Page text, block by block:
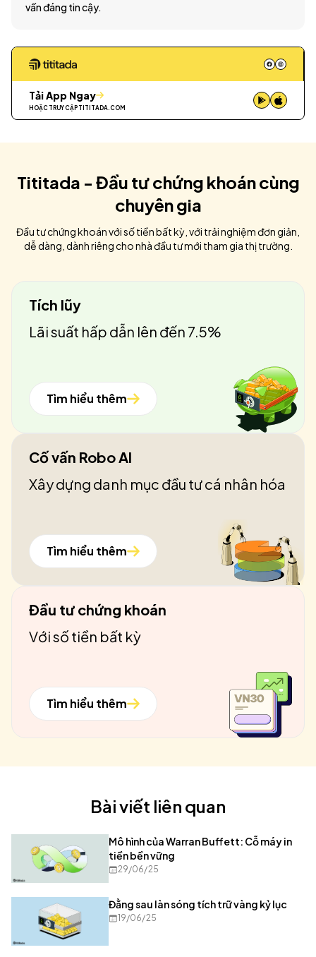
vấn đáng tin cậy.
Tải App Ngay
HOẶC TRUY CẬP TITITADA.COM
Tititada - Đầu tư chứng khoán cùng
chuyên gia
Đầu tư chứng khoán với số tiền bất kỳ, với trải nghiệm đơn giản,
dễ dàng, dành riêng cho nhà đầu tư mới tham gia thị trường.
Tích lũy
Lãi suất hấp dẫn lên đến 7.5%
Tìm hiểu thêm
Cố vấn Robo AI
Xây dựng danh mục đầu tư cá nhân hóa
Tìm hiểu thêm
Đầu tư chứng khoán
Với số tiền bất kỳ
Tìm hiểu thêm
Bài viết liên quan
Mô hình của Warran Buffett: Cỗ máy in
tiền bền vững
29/06/25
Đằng sau làn sóng tích trữ vàng kỷ lục
19/06/25